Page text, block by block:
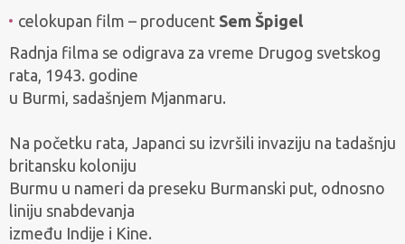
celokupan film – producent Sem Špigel
Radnja filma se odigrava za vreme Drugog svetskog
rata, 1943. godine
u Burmi, sadašnjem Mjanmaru.
Na početku rata, Japanci su izvršili invaziju na tadašnju
britansku koloniju
Burmu u nameri da preseku Burmanski put, odnosno
liniju snabdevanja
između Indije i Kine.